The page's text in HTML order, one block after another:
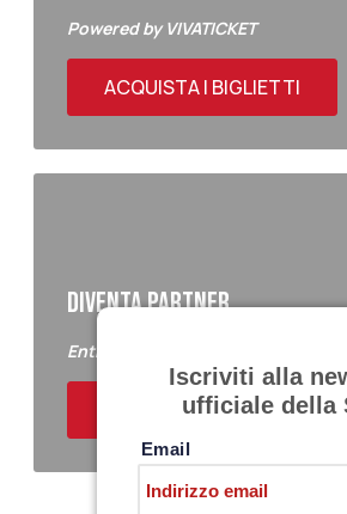
Powered by VIVATICKET
ACQUISTA I BIGLIETTI
DIVENTA PARTNER
Entra a far parte del Samb
ACQUISTA I BIGLIETTI
Iscriviti alla
ufficiale della
Email